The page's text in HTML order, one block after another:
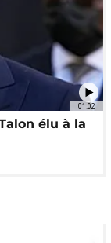
01:02
élu à la